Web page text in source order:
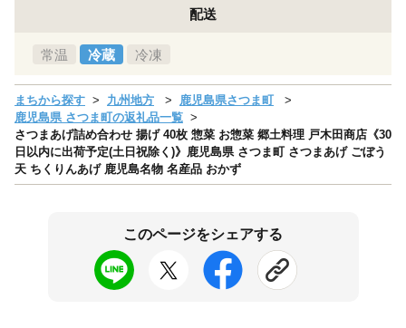
配送
常温 冷蔵 冷凍
まちから探す 九州地方
鹿児島県さつま町
鹿児島県 さつま町の返礼品一覧
さつまあげ詰め合わせ 揚げ 40枚 惣菜 お惣菜 郷土料理 戸木田商店《30
日以内に出荷予定(土日祝除く)》鹿児島県 さつま町 さつまあげ ごぼう
天 ちくりんあげ 鹿児島名物 名産品 おかず
このページをシェアする